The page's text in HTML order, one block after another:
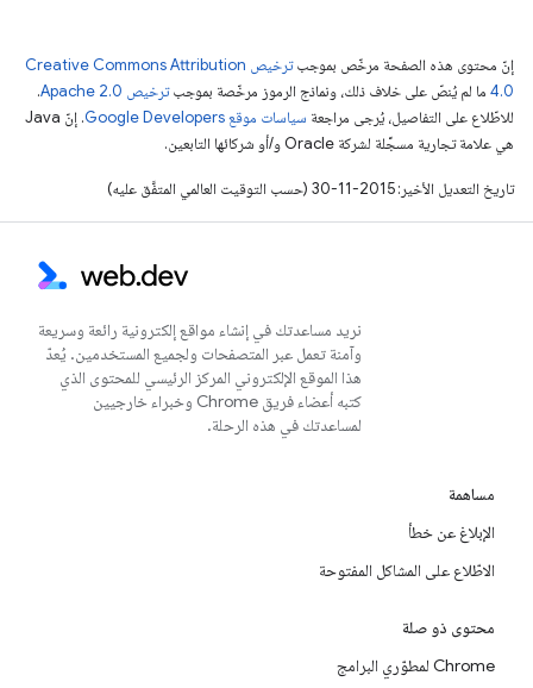
إنّ محتوى هذه الصفحة مرخّص بموجب
ترخيص Creative Commons Attribution
4.0‏ ما لم يُنصّ على خلاف ذلك، ونماذج الرموز مرخّصة بموجبترخيص Apache 2.0‏
.
للاطّلاع على التفاصيل، يُرجى مراجعة سياسات موقع Google Developers‏
. إنّ Java
هي علامة تجارية مسجَّلة لشركة Oracle و/أو شركائها التابعين.
تاريخ التعديل الأخير: 2015-11-30 (حسب التوقيت العالمي المتفَّق عليه)
نريد مساعدتك في إنشاء مواقع إلكترونية رائعة وسريعة
وآمنة تعمل عبر المتصفحات ولجميع المستخدمين. يُعدّ
هذا الموقع الإلكتروني المركز الرئيسي للمحتوى الذي
كتبه أعضاء فريق Chrome وخبراء خارجيين
لمساعدتك في هذه الرحلة.
مساهمة
الإبلاغ عن خطأ
الاطّلاع على المشاكل المفتوحة
محتوى ذو صلة
Chrome لمطوّري البرامج